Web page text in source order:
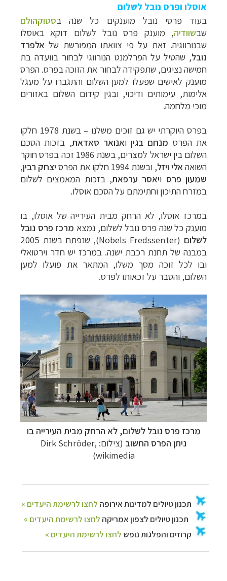
אוסלו ופרס נובל לשלום
בעוד פרסי נובל מוענקים כל שנה בסטוקהולם
שבשוודיה, מוענק פרס נובל לשלום דוקא באוסלו
שבנורווגיה. זאת על פי צוואתו המפורשת של אלפרד
נובל, שהטיל על הפרלמנט הנורווגי לבחור בוועדה בת
חמישה נציגים, שתפקידה לבחור את הזוכה בפרס. הפרס
מוענק לאישים שפעלו למען השלום והתגברו על מעגל
אלימות, עימותים ודיכוי, ובגין קידום השלום באזורים
מוכי מלחמה.
בפרס היוקרתי יש גם זוכים משלנו –
בשנת 1978 חלקו
את הפרס מנחם בגיןואנואר סאדאת, בזכות הסכם
השלום בין ישראל למצרים, בשנת 1986 זכה בפרס חוקר
השואה אלי ויזל, ובשנת 1994 חלקו את הפרס יצחק רבין,
שמעון פרס ויאסר ערפאת, בזכות המאמצים לשלום
במזרח התיכון וחתימתם על הסכם אוסלו.
במרכז אוסלו, לא הרחק מבית העירייה של אוסלו, בו
מוענק כל שנה פרס נובל לשלום, נמצא מרכז פרס נובל
לשלום (
Nobels Fredssenter
), שנפתח בשנת 2005
במבנה של תחנת רכבת ישנה. במרכז יש חדר וירטואלי
ובו לכל זוכה מסך משלו, המתאר את פועלו למען
השלום, והסבר על זכאותו לפרס.
מרכז פרס נובל לשלום, לא הרחק מבית העירייה בו
ניתן הפרס החשוב
(צילום: Dirk Schröder,
wikimedia)